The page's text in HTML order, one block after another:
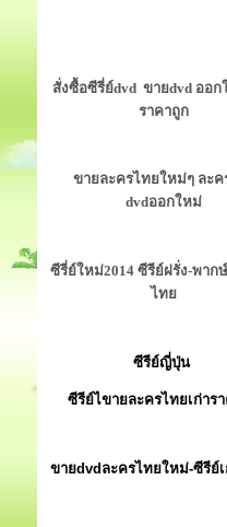
สั่งซื้อซีรี่ย์dvd ขายdvd ออก
ราคาถูก
ขายละครไทยใหม่ๆ ละค
dvdออกใหม่
ซีรี่ย์ใหม่2014 ซีรีย์ฝรั่ง-พาก
ไทย
ซีรีย์ญี่ปุ่น
ซีรีย์ไขายละครไทยเก่าร
ขายdvdละครไทยใหม่-ซีรีย์